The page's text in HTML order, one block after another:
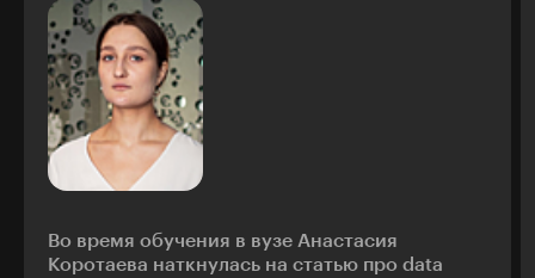
Во время обучения в вузе Анастасия
Коротаева наткнулась на статью про data